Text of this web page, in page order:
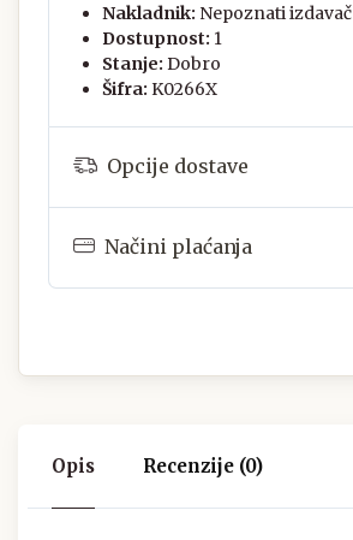
Nakladnik: Nepoznati izdavač
Dostupnost: 1
Stanje: Dobro
Šifra: K0266X
Opcije dostave
Načini plaćanja
Opis Recenzije (0)